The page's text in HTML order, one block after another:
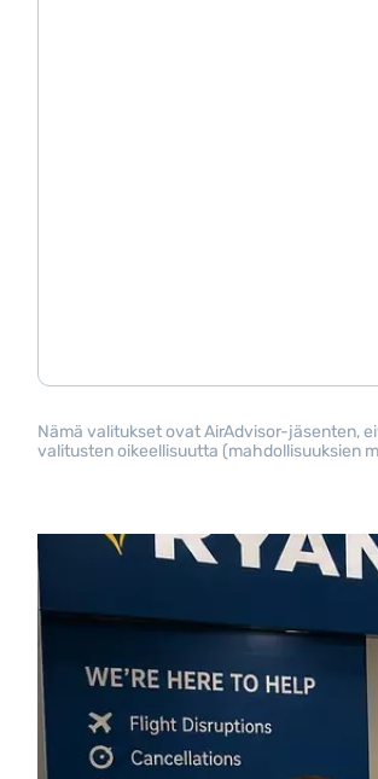
Nämä valitukset ovat AirAdvisor-jäsenten,
valitusten oikeellisuutta (mahdollisuuksien